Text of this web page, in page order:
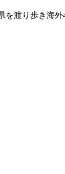
渡り歩き海